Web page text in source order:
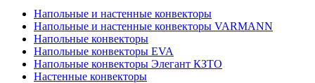
Напольные и настенные конвекторы
Напольные и настенные конвекторы VARMANN
Напольные конвекторы
Напольные конвекторы EVA
Напольные конвекторы Элегант КЗТО
Настенные конвекторы